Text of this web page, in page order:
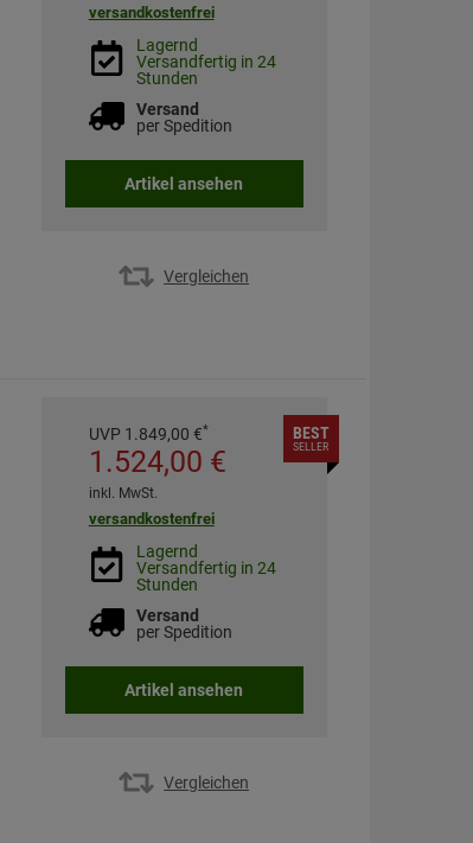
versandkostenfrei
Lagernd
Versandfertig in 24
Stunden
Versand
per Spedition
Artikel ansehen
Vergleichen
UVP 1.849,00 €*
1.524,00 €
inkl. MwSt.
versandkostenfrei
Lagernd
Versandfertig in 24
Stunden
Versand
per Spedition
Artikel ansehen
BEST
SELLER
Vergleichen